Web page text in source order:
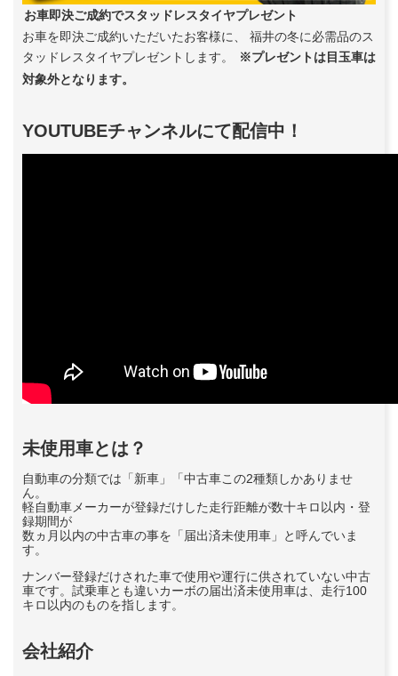
お車即決ご成約でスタッドレスタイヤプレゼント
お車を即決ご成約いただいたお客様に、 福井の冬に必需品のス
タッドレスタイヤプレゼントします。
※プレゼントは目玉車は
対象外となります。
YOUTUBEチャンネルにて配信中！
未使用車とは？
自動車の分類では「新車」「中古車この2種類しかありませ
ん。
軽自動車メーカーが登録だけした走行距離が数十キロ以内・登
録期間が
数ヵ月以内の中古車の事を「届出済未使用車」と呼んでいま
す。
ナンバー登録だけされた車で使用や運行に供されていない中古
車です。試乗車とも違いカーボの届出済未使用車は、走行100
キロ以内のものを指します。
会社紹介